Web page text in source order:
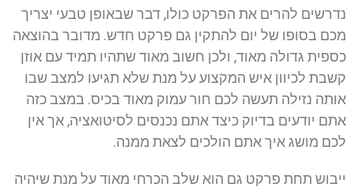
נדרשים להרים את הפרקט כולו, דבר שבאופן טבעי יצריך
מכם בסופו של יום להתקין גם פרקט חדש. מדובר בהוצאה
כספית גדולה מאוד, ולכן חשוב מאוד שתהיו תמיד עם אוזן
קשבת לכיוון איש המקצוע על מנת שלא תגיעו למצב שבו
אותה נזילה תעשה לכם חור עמוק מאוד בכיס. במצב כזה
אתם יודעים בדיוק כיצד אתם נכנסים לסיטואציה, אך אין
לכם מושג איך אתם הולכים לצאת ממנה.
ייבוש תחת פרקט גם הוא שלב הכרחי מאוד על מנת שיהיה